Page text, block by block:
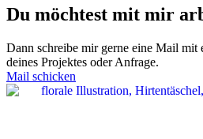
Du möchtest mit mir
Dann schreibe mir gerne eine Mail mit
deines Projektes oder Anfrage.
Mail schicken